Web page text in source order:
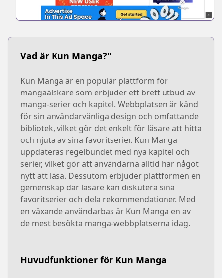
Vad är Kun Manga?"
Kun Manga är en populär plattform för
mangaälskare som erbjuder ett brett utbud av
manga-serier och kapitel. Webbplatsen är känd
för sin användarvänliga design och omfattande
bibliotek, vilket gör det enkelt för läsare att hitta
och njuta av sina favoritserier. Kun Manga
uppdateras regelbundet med nya kapitel och
serier, vilket gör att användarna alltid har något
nytt att läsa. Dessutom erbjuder plattformen en
gemenskap där läsare kan diskutera sina
favoritserier och dela rekommendationer. Med
en växande användarbas är Kun Manga en av
de mest besökta manga-webbplatserna idag.
Huvudfunktioner för Kun Manga